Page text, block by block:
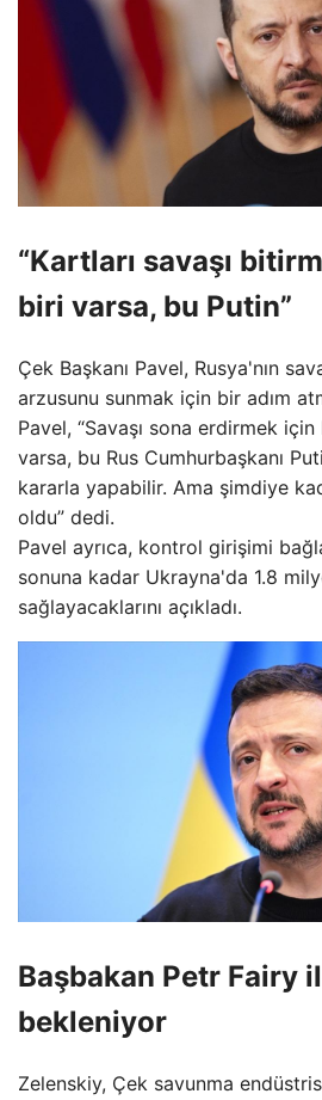
“Kartları savaşı
biri varsa, bu Putin”
Çek Başkanı Pavel, Rusya'nın
arzusunu sunmak için bir adım
Pavel, “Savaşı sona erdirmek
varsa, bu Rus Cumhurbaşkanı
kararla yapabilir. Ama şimdiye
oldu” dedi.
Pavel ayrıca, kontrol girişimi
sonuna kadar Ukrayna'da 1.8
sağlayacaklarını açıkladı.
Başbakan Petr Fairy
bekleniyor
Zelenskiy, Çek savunma